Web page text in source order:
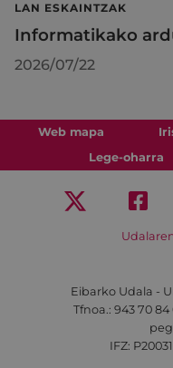
LAN ESKAINTZAK
Informatikako
2026/07/22
Web mapa
Lege-oharra
Eibarko Udala -
Tfnoa.: 943 70 84
IFZ: